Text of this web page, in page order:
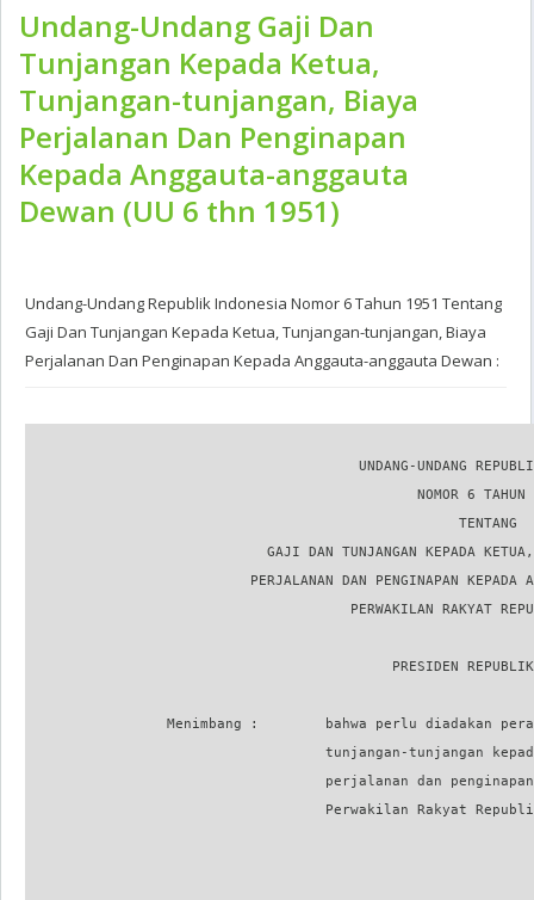
Undang-Undang Gaji Dan
Tunjangan Kepada Ketua,
Tunjangan-tunjangan, Biaya
Perjalanan Dan Penginapan
Kepada Anggauta-anggauta
Dewan (UU 6 thn 1951)
Undang-Undang Republik Indonesia Nomor 6 Tahun 1951 Tentang
Gaji Dan Tunjangan Kepada Ketua, Tunjangan-tunjangan, Biaya
Perjalanan Dan Penginapan Kepada Anggauta-anggauta Dewan :